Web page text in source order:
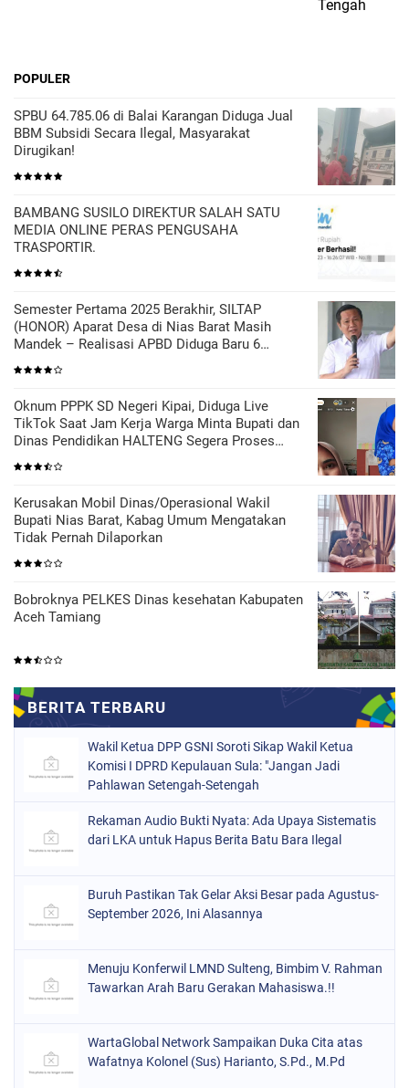
POPULER
SPBU 64.785.06 di Balai Karangan Diduga Jual
BBM Subsidi Secara Ilegal, Masyarakat
Dirugikan!
BAMBANG SUSILO DIREKTUR SALAH SATU
MEDIA ONLINE PERAS PENGUSAHA
TRASPORTIR.
Semester Pertama 2025 Berakhir, SILTAP
(HONOR) Aparat Desa di Nias Barat Masih
Mandek – Realisasi APBD Diduga Baru 6
Persen
Oknum PPPK SD Negeri Kipai, Diduga Live
TikTok Saat Jam Kerja Warga Minta Bupati dan
Dinas Pendidikan HALTENG Segera Proses
Sesuai Hukum
Kerusakan Mobil Dinas/Operasional Wakil
Bupati Nias Barat, Kabag Umum Mengatakan
Tidak Pernah Dilaporkan
Bobroknya PELKES Dinas kesehatan Kabupaten
Aceh Tamiang
Wakil Ketua DPP GSNI Soroti Sikap Wakil Ketua
Komisi I DPRD Kepulauan Sula: "Jangan Jadi
Pahlawan Setengah-Setengah
Rekaman Audio Bukti Nyata: Ada Upaya Sistematis
dari LKA untuk Hapus Berita Batu Bara Ilegal
Buruh Pastikan Tak Gelar Aksi Besar pada Agustus-
September 2026, Ini Alasannya
Menuju Konferwil LMND Sulteng, Bimbim V. Rahman
Tawarkan Arah Baru Gerakan Mahasiswa.!!
WartaGlobal Network Sampaikan Duka Cita atas
Wafatnya Kolonel (Sus) Harianto, S.Pd., M.Pd